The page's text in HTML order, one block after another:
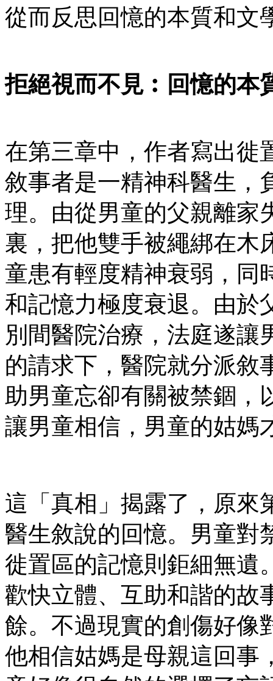
從而反思回憶的本質和文
拒絕視而不見︰回憶的本
在第三章中，作者寫出徙
敘事者是一精神科醫生，
理。由從男童的父親離家
裏，把他雙手被繩綁在木
童患有輕度精神衰弱，同
和記憶力極度衰退。由於
別間醫院治療，法庭遂讓
的請求下，醫院就分派敘
助男童忘卻有關被禁錮，
讓男童相信，男童的姑媽
這「真相」揭露了，原來
醫生敘說的回憶。男童對
徙置區的記憶則鉅細無遺
歡快立體、互助和諧的故
餘。不過現實的創傷好像
他相信姑媽是母親這回事